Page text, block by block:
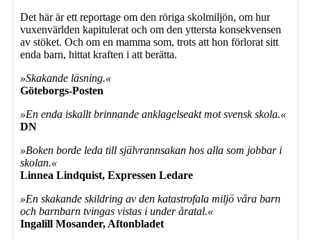
Det här är ett reportage om den röriga skolmiljön, om hur
vuxenvärlden kapitulerat och om den yttersta konsekvensen
av stöket. Och om en mamma som, trots att hon förlorat sitt
enda barn, hittat kraften i att berätta.
»Skakande läsning.«
Göteborgs-Posten
»En enda iskallt brinnande anklagelseakt mot svensk skola.«
DN
»Boken borde leda till självrannsakan hos alla som jobbar i
skolan.«
Linnea Lindquist, Expressen Ledare
»En skakande skildring av den katastrofala miljö våra barn
och barnbarn tvingas vistas i under åratal.«
Ingalill Mosander, Aftonbladet